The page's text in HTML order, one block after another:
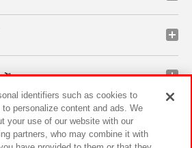
ーン
identifiers such as cookies to
personalize content and ads. We
your use of our website with our
partners, who may combine it with